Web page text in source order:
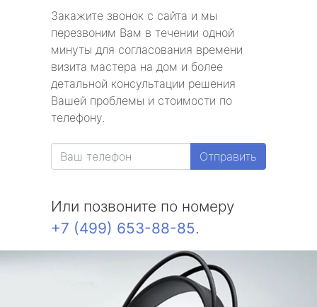
Закажите звонок с сайта и мы
перезвоним Вам в течении одной
минуты для согласования времени
визита мастера на дом и более
детальной консультации решения
Вашей проблемы и стоимости по
телефону.
Отправить
Или позвоните по номеру
+7 (499) 653-88-85.